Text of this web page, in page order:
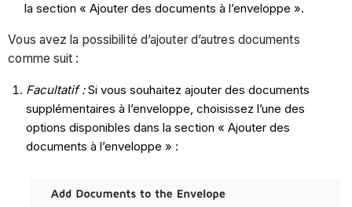
la section « Ajouter des documents à l’enveloppe ».
Vous avez la possibilité d’ajouter d’autres documents
comme suit :
Facultatif :Si vous souhaitez ajouter des documents
supplémentaires à l’enveloppe, choisissez l’une des
options disponibles dans la section « Ajouter des
documents à l’enveloppe » :